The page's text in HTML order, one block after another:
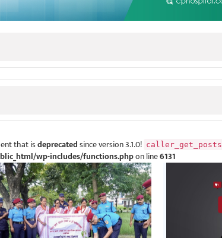
that isdeprecatedsince version 3.1.0! caller_get_posts
wp-includes/functions.phpon line6131